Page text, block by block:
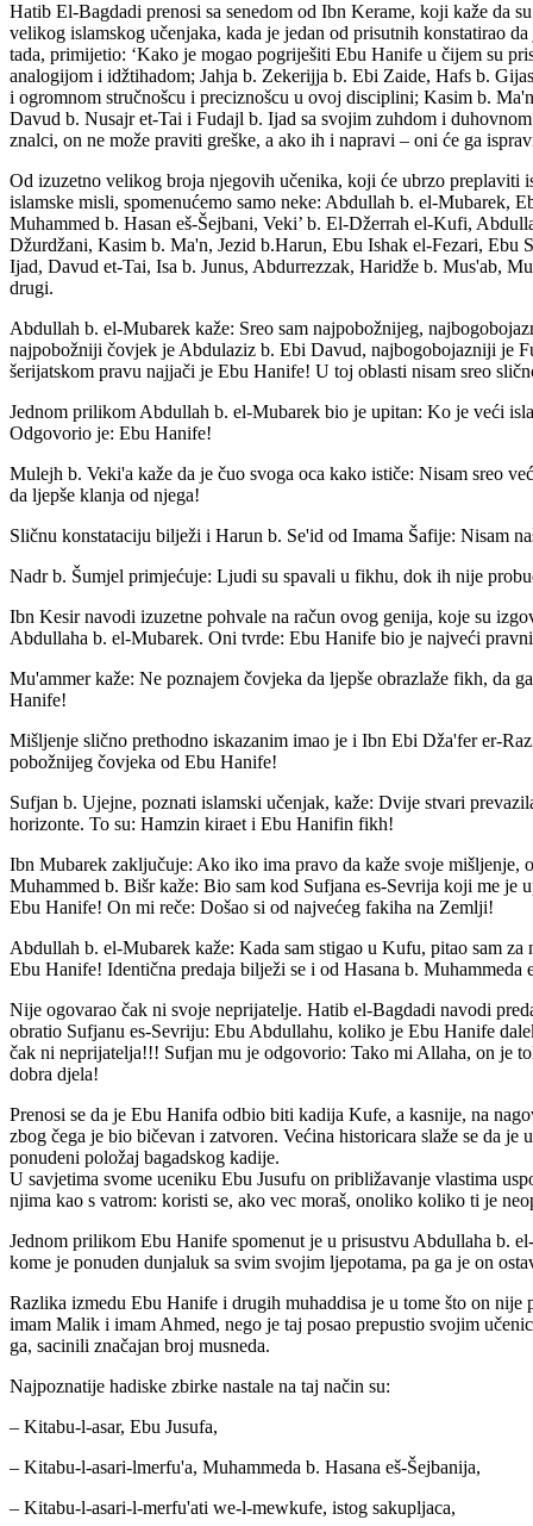
Hatib El-Bagdadi prenosi sa senedom od Ibn Kerame, koji kaže da
velikog islamskog učenjaka, kada je jedan od prisutnih konstatirao
tada, primijetio: ‘Kako je mogao pogriješiti Ebu Hanife u čijem su
analogijom i idžtihadom; Jahja b. Zekerijja b. Ebi Zaide, Hafs b.
i ogromnom stručnošcu i preciznošcu u ovoj disciplini; Kasim b.
Davud b. Nusajr et-Tai i Fudajl b. Ijad sa svojim zuhdom i
znalci, on ne može praviti greške, a ako ih i napravi – oni će ga
Od izuzetno velikog broja njegovih učenika, koji će ubrzo preplaviti
islamske misli, spomenućemo samo neke: Abdullah b. el-Mubarek,
Muhammed b. Hasan eš-Šejbani, Veki’ b. El-Džerrah el-Kufi,
Džurdžani, Kasim b. Ma'n, Jezid b.Harun, Ebu Ishak el-Fezari, Ebu
Ijad, Davud et-Tai, Isa b. Junus, Abdurrezzak, Haridže b. Mus'ab,
drugi.
Abdullah b. el-Mubarek kaže: Sreo sam najpobožnijeg,
najpobožniji čovjek je Abdulaziz b. Ebi Davud, najbogobojazniji je
šerijatskom pravu najjači je Ebu Hanife! U toj oblasti nisam sreo
Jednom prilikom Abdullah b. el-Mubarek bio je upitan: Ko je veći
Odgovorio je: Ebu Hanife!
Mulejh b. Veki'a kaže da je čuo svoga oca kako ističe: Nisam sreo
da ljepše klanja od njega!
Sličnu konstataciju bilježi i Harun b. Se'id od Imama Šafije: Nisam
Nadr b. Šumjel primjećuje: Ljudi su spavali u fikhu, dok ih nije
Ibn Kesir navodi izuzetne pohvale na račun ovog genija, koje su
Abdullaha b. el-Mubarek. Oni tvrde: Ebu Hanife bio je najveći
Mu'ammer kaže: Ne poznajem čovjeka da ljepše obrazlaže fikh, da
Hanife!
Mišljenje slično prethodno iskazanim imao je i Ibn Ebi Dža'fer er-
pobožnijeg čovjeka od Ebu Hanife!
Sufjan b. Ujejne, poznati islamski učenjak, kaže: Dvije stvari
horizonte. To su: Hamzin kiraet i Ebu Hanifin fikh!
Ibn Mubarek zaključuje: Ako iko ima pravo da kaže svoje mišljenje,
Muhammed b. Bišr kaže: Bio sam kod Sufjana es-Sevrija koji me je
Ebu Hanife! On mi reče: Došao si od najvećeg fakiha na Zemlji!
Abdullah b. el-Mubarek kaže: Kada sam stigao u Kufu, pitao sam
Ebu Hanife! Identična predaja bilježi se i od Hasana b. Muhammeda
Nije ogovarao čak ni svoje neprijatelje. Hatib el-Bagdadi navodi
obratio Sufjanu es-Sevriju: Ebu Abdullahu, koliko je Ebu Hanife
čak ni neprijatelja!!! Sufjan mu je odgovorio: Tako mi Allaha, on je
dobra djela!
Prenosi se da je Ebu Hanifa odbio biti kadija Kufe, a kasnije, na
zbog čega je bio bičevan i zatvoren. Većina historicara slaže se da
ponudeni položaj bagadskog kadije.
U savjetima svome uceniku Ebu Jusufu on približavanje vlastima
njima kao s vatrom: koristi se, ako vec moraš, onoliko koliko ti je
Jednom prilikom Ebu Hanife spomenut je u prisustvu Abdullaha b.
kome je ponuden dunjaluk sa svim svojim ljepotama, pa ga je on
Razlika izmedu Ebu Hanife i drugih muhaddisa je u tome što on
imam Malik i imam Ahmed, nego je taj posao prepustio svojim
ga, sacinili značajan broj musneda.
Najpoznatije hadiske zbirke nastale na taj način su:
– Kitabu-l-asar, Ebu Jusufa,
– Kitabu-l-asari-lmerfu'a, Muhammeda b. Hasana eš-Šejbanija,
– Kitabu-l-asari-l-merfu'ati we-l-mewkufe, istog sakupljaca,